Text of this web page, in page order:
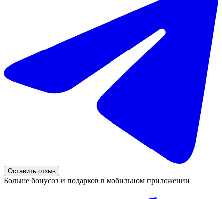
Оставить отзыв
Больше бонусов и подарков в мобильном приложении